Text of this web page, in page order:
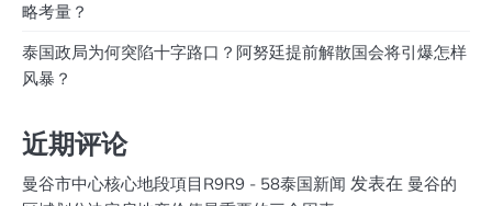
略考量？
泰国政局为何突陷十字路口？阿努廷提前解散国会将引爆怎样
风暴？
近期评论
曼谷市中心核心地段項目R9R9 - 58泰国新闻 发表在 曼谷的